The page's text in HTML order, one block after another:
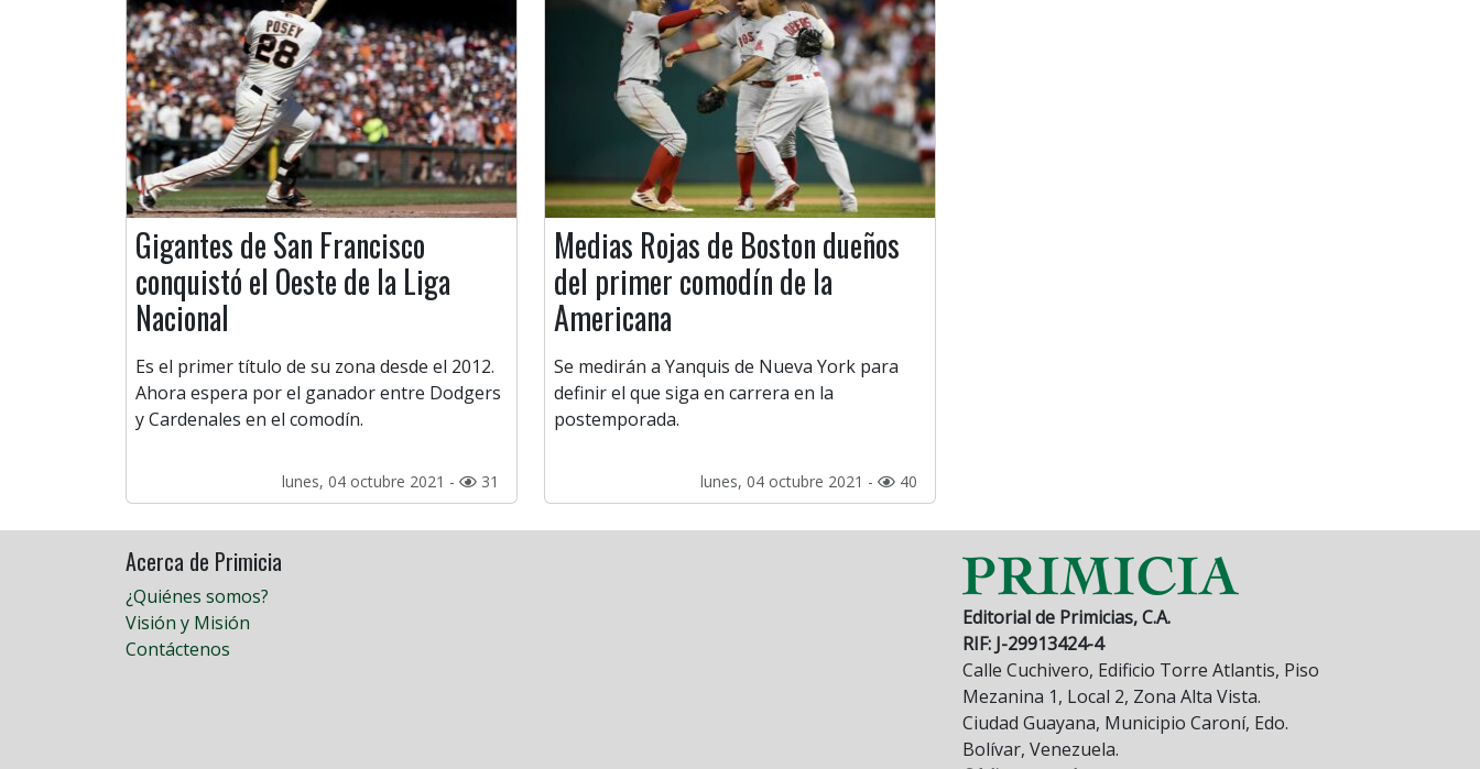
Gigantes de San Francisco
conquistó el Oeste de la Liga
Nacional
Es el primer título de su zona desde el 2012.
Ahora espera por el ganador entre Dodgers
y Cardenales en el comodín.
lunes, 04 octubre 2021 - 31
Medias Rojas de Boston dueños
del primer comodín de la
Americana
Se medirán a Yanquis de Nueva York para
definir el que siga en carrera en la
postemporada.
lunes, 04 octubre 2021 - 40
Acerca de Primicia
¿Quiénes somos?
Visión y Misión
Contáctenos
Editorial de Primicias, C.A.
RIF: J-29913424-4
Calle Cuchivero, Edificio Torre Atlantis, Piso
Mezanina 1, Local 2, Zona Alta Vista.
Ciudad Guayana, Municipio Caroní, Edo.
Bolívar, Venezuela.